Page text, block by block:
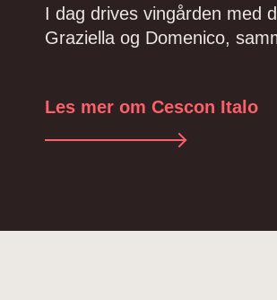
I dag drives vingården med
Graziella og Domenico,
Les mer om Cescon Italo